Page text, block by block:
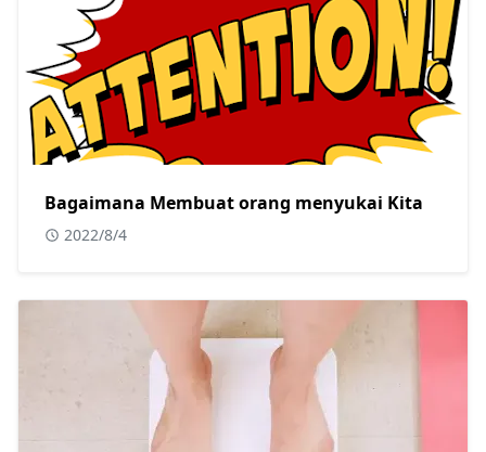
Bagaimana Membuat orang menyukai Kita
2022/8/4